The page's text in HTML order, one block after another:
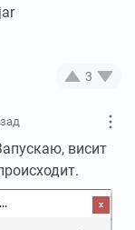
3
висит